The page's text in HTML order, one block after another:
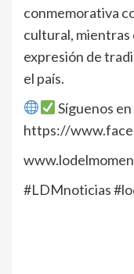
conmemorativa
cultural, mientras
expresión de
el país.
Síguenos
https://
#LDMnoticias